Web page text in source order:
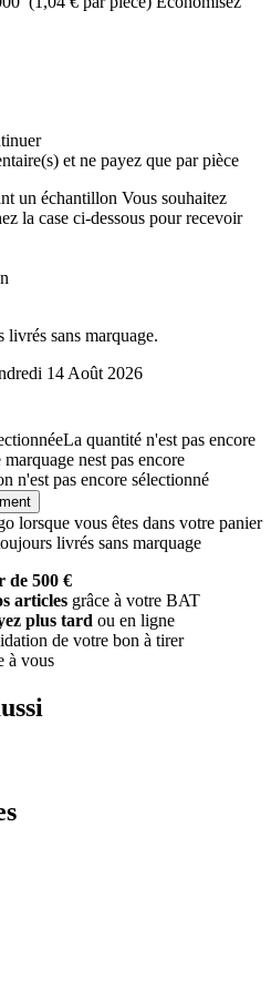
et ne payez que par pièce
un échantillon Vous souhaitez
la case ci-dessous pour recevoir
sans marquage.
14 Août 2026
La quantité n'est pas encore
nest pas encore
n'est pas encore sélectionné
lorsque vous êtes dans votre panier
livrés sans marquage
de 500 €
articles grâce à votre BAT
plus tard ou en ligne
de votre bon à tirer
à vous